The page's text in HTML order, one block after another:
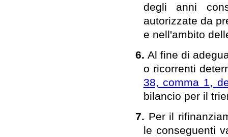
degli anni
autorizzate da
e nell'ambito
6.Al fine di
o ricorrenti
38, comma 1,
bilancio per il
7. Per il
le conseguenti